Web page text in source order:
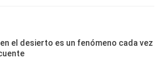
en el desierto es un fenómeno cada vez